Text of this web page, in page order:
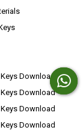
Download
Download
Download
Download